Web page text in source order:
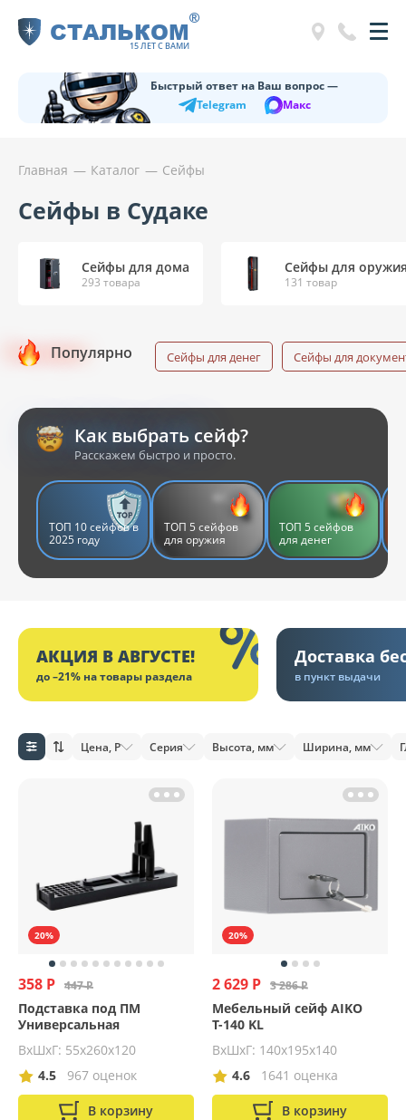
СТАЛЬКОМ
15 ЛЕТ С ВАМИ
®
Быстрый ответ на Ваш вопрос —
Telegram
Макс
Главная Каталог Сейфы
Сейфы в Судаке
Сейфы для дома
293 товара
Сейфы для
131 товар
Популярно Сейфы для денег Сейфы для
Как выбрать сейф?
Расскажем быстро и просто.
ТОП 10 сейфов в
2025 году
ТОП 5 сейфов
для оружия
ТОП 5 сейфов
для денег
АКЦИЯ В АВГУСТЕ!
до –21% на товары раздела
Доставка
в пункт выдачи
Цена, Р Серия Высота, мм Ширина, мм
20%
358 Р 447 Р
Подставка под ПМ
Универсальная
ВхШхГ: 55х260х120
4.5
967 оценок
В корзину
20%
2 629 Р 3 286 Р
Мебельный сейф AIKO
Т-140 KL
ВхШхГ: 140х195х140
4.6
1641 оценка
В корзину